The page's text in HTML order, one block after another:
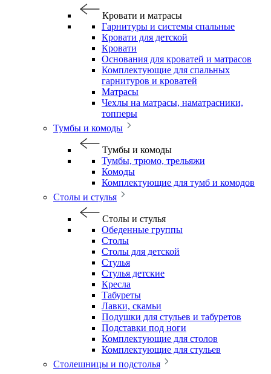
Кровати и матрасы
Гарнитуры и системы спальные
Кровати для детской
Кровати
Основания для кроватей и матрасов
Комплектующие для спальных
гарнитуров и кроватей
Матрасы
Чехлы на матрасы, наматрасники,
топперы
Тумбы и комоды
Тумбы и комоды
Тумбы, трюмо, трельяжи
Комоды
Комплектующие для тумб и комодов
Столы и стулья
Столы и стулья
Обеденные группы
Столы
Столы для детской
Стулья
Стулья детские
Кресла
Табуреты
Лавки, скамьи
Подушки для стульев и табуретов
Подставки под ноги
Комплектующие для столов
Комплектующие для стульев
Столешницы и подстолья